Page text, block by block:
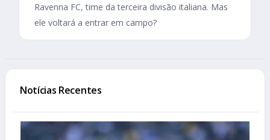
Ravenna FC, time da terceira divisão italiana. Mas
ele voltará a entrar em campo?
Notícias Recentes